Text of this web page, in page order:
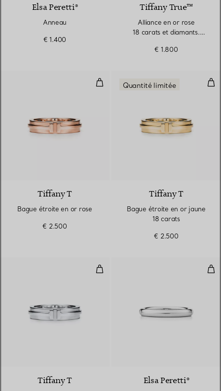
Elsa Peretti®
Anneau
€ 1.400
Tiffany True™
Alliance en or rose
18 carats et diamants.
€ 1.800
Bague étroite en or rose
Tiffany T
Bague étroite en or rose
€ 2.500
Quantité limitée
Tiffany T
Bague étroite en or jaune
18 carats
€ 2.500
Bague étroite en or blanc 18
Tiffany T Elsa Peretti®